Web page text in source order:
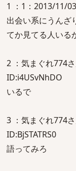
1 ：1：2013/11/
出会い系にうんざ
てか見てる人いる
2 ：気まぐれ774
ID:i4USvNhDO
いるで
3 ：気まぐれ774
ID:BjSTATRS0
語ってみろ